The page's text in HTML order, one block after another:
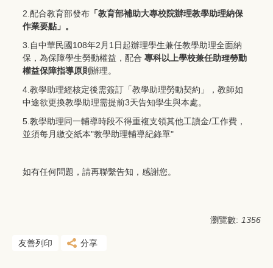
2.配合教育部發布 「教育部補助大專校院辦理教學助理納保
作業要點 」。
3.自中華民國108年2月1日起辦理學生兼任教學助理全面納
保，為保障學生勞動權益，配合 專科以上學校兼任助理勞動
權益保障指導原則辦理。
4.教學助理經核定後需簽訂「教學助理勞動契約」，教師如
中途欲更換教學助理需提前3天告知學生與本處。
5.教學助理同一輔導時段不得重複支領其他工讀金/工作費，
並須每月繳交紙本"教學助理輔導紀錄單"
如有任何問題，請再聯繫告知，感謝您。
瀏覽數: 1356
友善列印 分享